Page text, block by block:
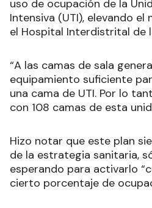
uso de ocupación de la
Intensiva (UTI), elevando el
el Hospital Interdistrital de
“A las camas de sala
equipamiento suficiente
una cama de UTI. Por lo
con 108 camas de esta
Hizo notar que este plan
de la estrategia sanitaria,
esperando para activarlo
cierto porcentaje de